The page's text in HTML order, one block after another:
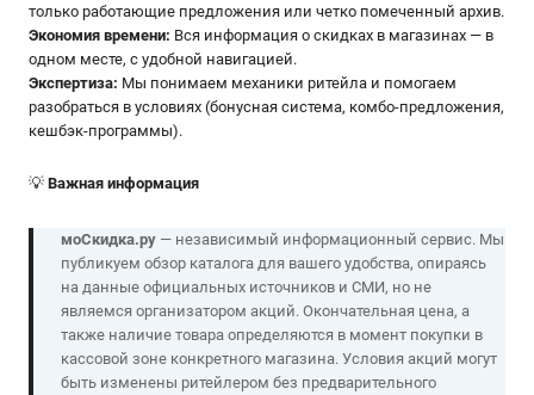
только работающие предложения или четко помеченный архив.
Экономия времени: Вся информация о скидках в магазинах — в
одном месте, с удобной навигацией.
Экспертиза: Мы понимаем механики ритейла и помогаем
разобраться в условиях (бонусная система, комбо-предложения,
кешбэк-программы).
💡 Важная информация
моСкидка.ру— независимый информационный сервис. Мы
публикуем обзор каталога для вашего удобства, опираясь
на данные официальных источников и СМИ, но не
являемся организатором акций. Окончательная цена, а
также наличие товара определяются в момент покупки в
кассовой зоне конкретного магазина. Условия акций могут
быть изменены ритейлером без предварительного